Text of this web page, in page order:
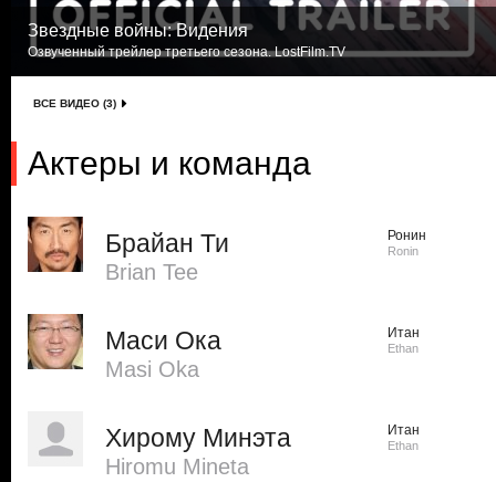
Звездные войны: Видения
Озвученный трейлер третьего сезона. LostFilm.TV
ВСЕ ВИДЕО (3)
Актеры и команда
Брайан Ти
Brian Tee
Ронин
Ronin
Маси Ока
Masi Oka
Итан
Ethan
Хирому Минэта
Hiromu Mineta
Итан
Ethan